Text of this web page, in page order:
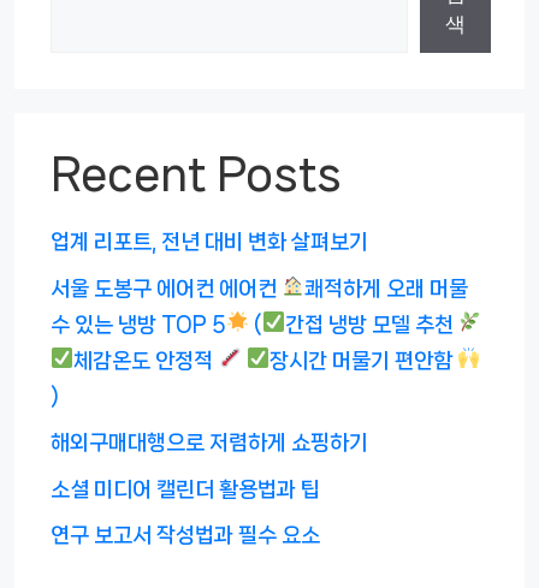
색
Recent Posts
업계 리포트, 전년 대비 변화 살펴보기
서울 도봉구 에어컨 에어컨
쾌적하게 오래 머물
수 있는 냉방 TOP 5
(
간접 냉방 모델 추천
체감온도 안정적
장시간 머물기 편안함
)
해외구매대행으로 저렴하게 쇼핑하기
소셜 미디어 캘린더 활용법과 팁
연구 보고서 작성법과 필수 요소